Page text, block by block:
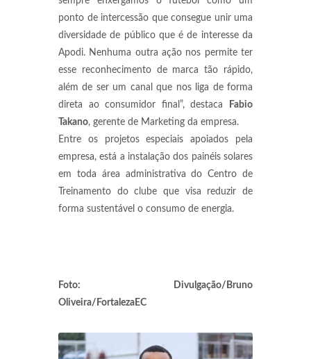
ponto de intercessão que consegue unir uma
diversidade de público que é de interesse da
Apodi. Nenhuma outra ação nos permite ter
esse reconhecimento de marca tão rápido,
além de ser um canal que nos liga de forma
direta ao consumidor final”, destaca
Fabio
Takano, gerente de Marketing da empresa.
Entre os projetos especiais apoiados pela
empresa, está a instalação dos painéis solares
em toda área administrativa do Centro de
Treinamento do clube que visa reduzir de
forma sustentável o consumo de energia.
Foto: Divulgação/Bruno
Oliveira/FortalezaEC